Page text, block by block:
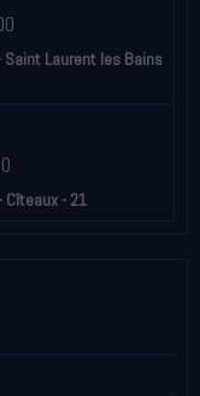
Saint Laurent les Bains
Cîteaux - 21